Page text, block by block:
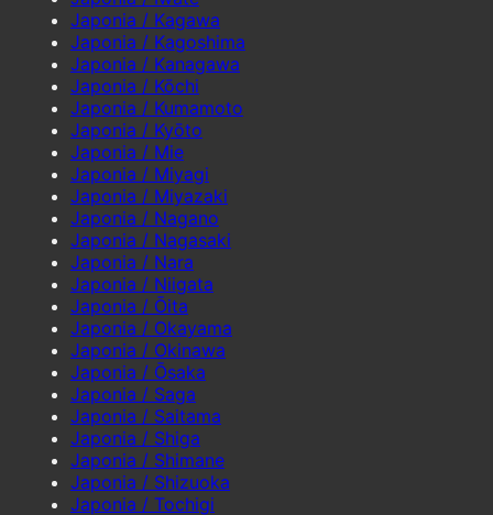
Japonia / Kagawa
Japonia / Kagoshima
Japonia / Kanagawa
Japonia / Kōchi
Japonia / Kumamoto
Japonia / Kyōto
Japonia / Mie
Japonia / Miyagi
Japonia / Miyazaki
Japonia / Nagano
Japonia / Nagasaki
Japonia / Nara
Japonia / Niigata
Japonia / Ōita
Japonia / Okayama
Japonia / Okinawa
Japonia / Ōsaka
Japonia / Saga
Japonia / Saitama
Japonia / Shiga
Japonia / Shimane
Japonia / Shizuoka
Japonia / Tochigi